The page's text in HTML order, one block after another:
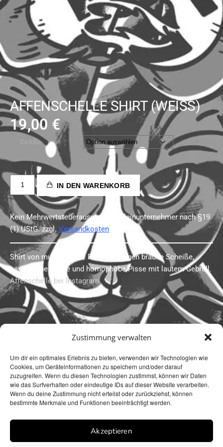
Zustimmung verwalten
Um dir ein optimales Erlebnis zu bieten, verwenden wir Technologien wie
Cookies, um Geräteinformationen zu speichern und/oder darauf
zuzugreifen. Wenn du diesen Technologien zustimmst, können wir Daten
wie das Surfverhalten oder eindeutige IDs auf dieser Website verarbeiten.
Wenn du deine Zustimmung nicht erteilst oder zurückziehst, können
bestimmte Merkmale und Funktionen beeinträchtigt werden.
Akzeptieren
AFFENSCHELLE SHIRT (WEISS)
19,00 €
Größe
IN DEN WARENKORB
Kein Mehrwertsteuerausweis, da Kleinunternehmer nach §19
(1) UStG. zzgl. Versandkosten
Shirt von musizierende Primaten gegen braune Scheiße,
sexistische Kacke und homophobe Pisse mit lautem Gebrüll.
Affenschelle bei Instagram
ImpressumDatenschutzerklärung
Cookie Richtlinie (EU)
Website mit ❤️ erstellt von we-make-